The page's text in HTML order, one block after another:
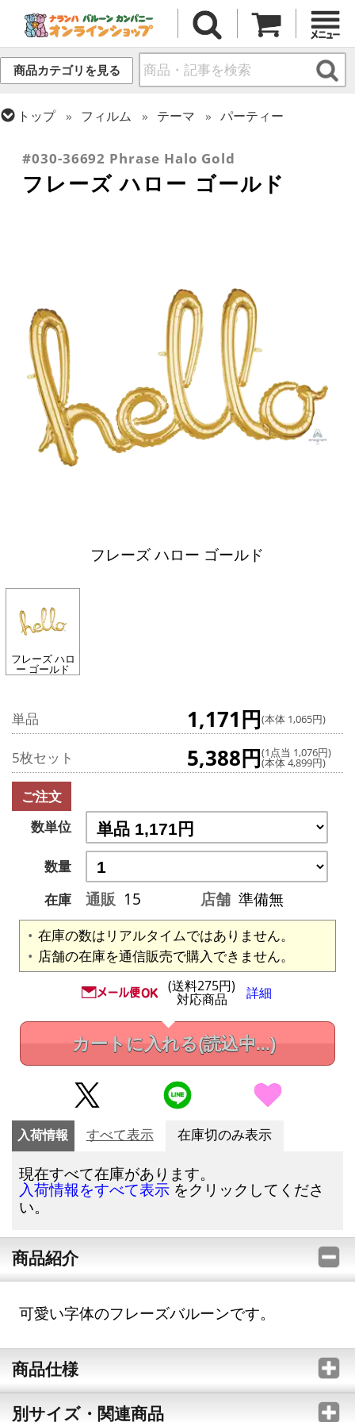
商品カテゴリを見る
トップ フィルム テーマ
パーティー
#030-36692 Phrase Halo Gold
フレーズ ハロー ゴールド
フレーズ ハロー ゴールド
フレーズ ハロ
ー ゴールド
単品 1,171円(本体 1,065円)
5枚セット 5,388円(1点当 1,076円)
(本体 4,899円)
ご注文
数単位
数量
在庫
通販 15 店舗 準備無
在庫の数はリアルタイムではありません。
店舗の在庫を通信販売で購入できません。
(送料275円)
対応商品 詳細
カートに入れる(読込中...)
入荷情報 すべて表示 在庫切のみ表示
現在すべて在庫があります。
入荷情報をすべて表示 をクリックしてくださ
い。
商品紹介
可愛い字体のフレーズバルーンです。
商品仕様
別サイズ・関連商品